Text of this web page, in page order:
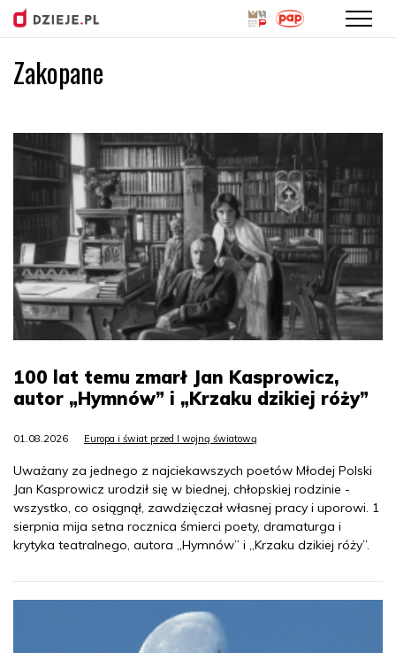
Zakopane
100 lat temu zmarł Jan Kasprowicz,
autor „Hymnów” i „Krzaku dzikiej róży”
01.08.2026 Europa i świat przed I wojną światową
Uważany za jednego z najciekawszych poetów Młodej Polski
Jan Kasprowicz urodził się w biednej, chłopskiej rodzinie -
wszystko, co osiągnął, zawdzięczał własnej pracy i uporowi. 1
sierpnia mija setna rocznica śmierci poety, dramaturga i
krytyka teatralnego, autora „Hymnów” i „Krzaku dzikiej róży”.